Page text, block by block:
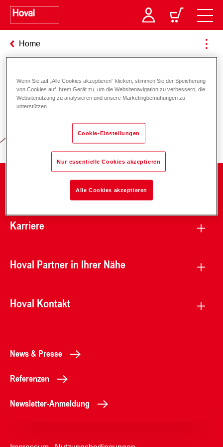
Home
Verantwortung für Energie und
Karriere
Hoval Partner in Ihrer Nähe
Hoval Kontakt
News & Presse
Referenzen
Newsletter-Anmeldung
Wenn Sie auf „Alle Cookies akzeptieren“ klicken, stimmen Sie der Speicherung
von Cookies auf Ihrem Gerät zu, um die Websitenavigation zu verbessern, die
Websitenutzung zu analysieren und unsere Marketingbemühungen zu
unterstützen.
Cookie-Einstellungen
Nur essentielle Cookies akzeptieren
Alle Cookies akzeptieren